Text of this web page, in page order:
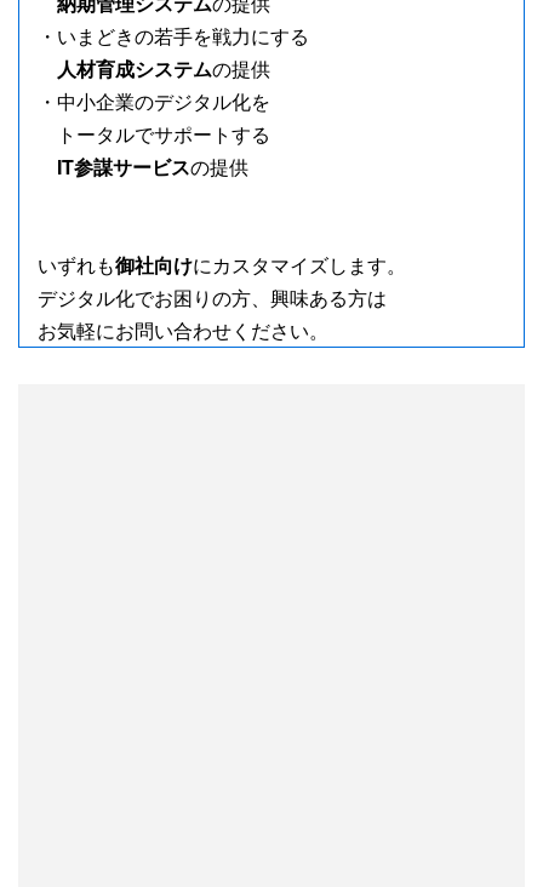
・いまどきの若手を戦力にする
人材育成システムの提供
・中小企業のデジタル化を
トータルでサポートする
IT参謀サービスの提供
いずれも御社向けにカスタマイズします。
デジタル化でお困りの方、興味ある方は
お気軽にお問い合わせください。